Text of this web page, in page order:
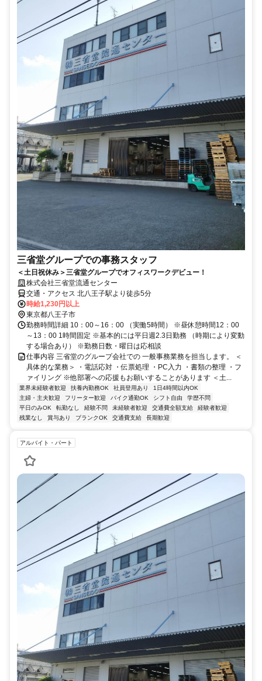
三省堂グループでの事務スタッフ
＜土日祝休み＞三省堂グループでオフィスワークデビュー！
株式会社三省堂流通センター
交通・アクセス 北八王子駅より徒歩5分
時給1,230円以上
東京都八王子市
勤務時間詳細 10：00～16：00 （実働5時間） ※昼休憩時間12：00
～13：00 1時間固定 ※基本的には平日週2.3日勤務 （時期により変動
する場合あり） ※勤務日数・曜日は応相談
仕事内容 三省堂のグループ会社での 一般事務業務を担当します。 ＜
具体的な業務＞ ・電話応対 ・伝票処理 ・PC入力 ・書類の整理 ・フ
ァイリング ※他部署への応援もお願いすることがあります ＜土...
業界未経験者歓迎 扶養内勤務OK 社員登用あり
1日4時間以内OK
主婦・主夫歓迎
フリーター歓迎 バイク通勤OK シフト自由
学歴不問
平日のみOK
転勤なし 経験不問 未経験者歓迎 交通費全額支給
経験者歓迎
残業なし
賞与あり ブランクOK 交通費支給 長期歓迎
アルバイト・パート